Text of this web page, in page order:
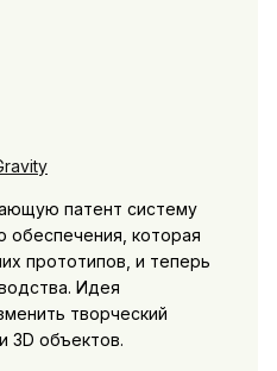
патент систему
обеспечения, которая
прототипов, и теперь
Идея
творческий
3D объектов.